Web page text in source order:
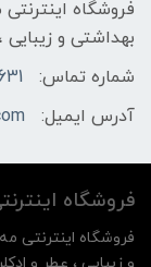
فروشگاه
بهداشتی و
شماره تماس:
آدرس ایمیل:
فروشگاه
فروشگاه اینترنتی
و زیبایی ، عطر و